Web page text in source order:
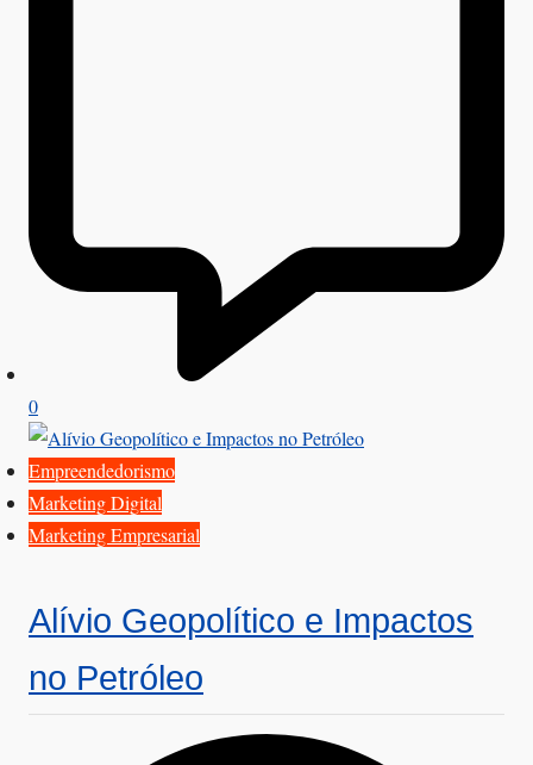
0
Empreendedorismo
Marketing Digital
Marketing Empresarial
Alívio Geopolítico e Impactos
no Petróleo